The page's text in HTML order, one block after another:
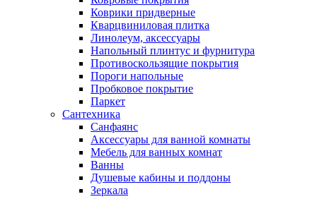
Коврики придверные
Кварцвиниловая плитка
Линолеум, аксессуары
Напольный плинтус и фурнитура
Противоскользящие покрытия
Пороги напольные
Пробковое покрытие
Паркет
Сантехника
Санфаянс
Аксессуары для ванной комнаты
Мебель для ванных комнат
Ванны
Душевые кабины и поддоны
Зеркала